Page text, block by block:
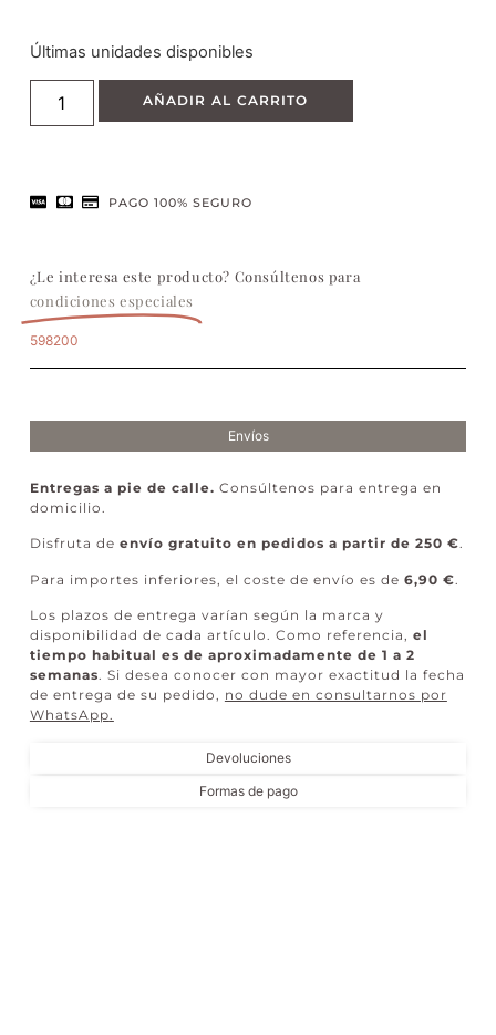
Últimas unidades disponibles
AÑADIR AL CARRITO
PAGO 100% SEGURO
¿Le interesa este producto? Consúltenos para
condiciones especiales
598200
Envíos
Devoluciones
Formas de pago
Entregas a pie de calle. Consúltenos para entrega en
domicilio.
Disfruta de envío gratuito en pedidos a partir de 250 €.
Para importes inferiores, el coste de envío es de 6,90 €
Los plazos de entrega varían según la marca y
disponibilidad de cada artículo. Como referencia, el
tiempo habitual es de aproximadamente de 1 a 2
semanas . Si desea conocer con mayor exactitud la fecha
de entrega de su pedido, no dude en consultarnos por
WhatsApp